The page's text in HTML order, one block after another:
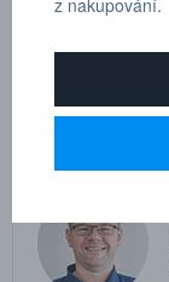
Průtok se měří při
z nakupování.